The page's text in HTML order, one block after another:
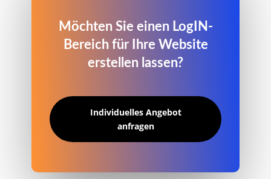
Möchten Sie einen LogIN-
Bereich für Ihre Website
erstellen lassen?
Individuelles Angebot
anfragen